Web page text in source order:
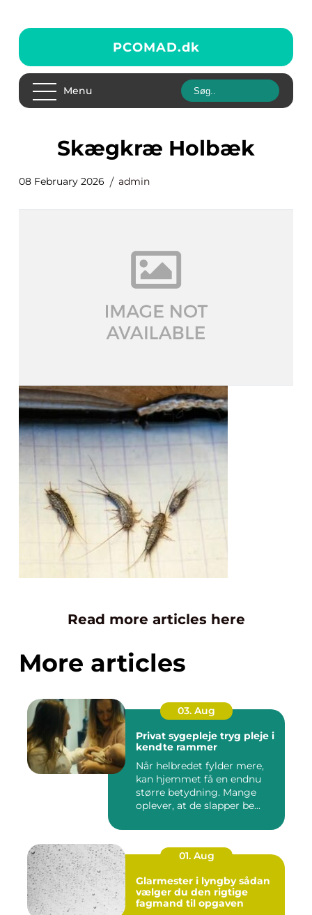
PCOMAD.dk
Menu
skægkræ Holbæk
08 February 2026 admin
Read more articles here
More articles
03. Aug
Privat sygepleje tryg pleje i
kendte rammer
Når helbredet fylder mere,
kan hjemmet få en endnu
større betydning. Mange
oplever, at de slapper be...
01. Aug
Glarmester i lyngby sådan
vælger du den rigtige
fagmand til opgaven